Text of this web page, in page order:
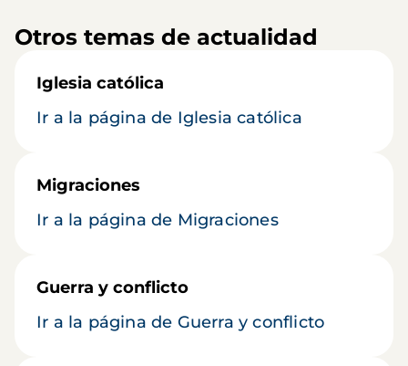
Otros temas de actualidad
Iglesia católica
Ir a la página de Iglesia católica
Migraciones
Ir a la página de Migraciones
Guerra y conflicto
Ir a la página de Guerra y conflicto